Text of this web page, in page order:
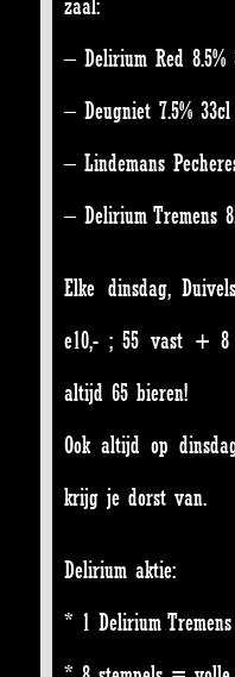
zaal:
– Delirium Red 8.5%
– Deugniet 7.5% 33cl
– Lindemans
– Delirium Tremens
Elke dinsdag,
e10,- ; 55 vast +
altijd 65 bieren!
Ook altijd op
krijg je dorst van.
Delirium aktie:
* 1 Delirium